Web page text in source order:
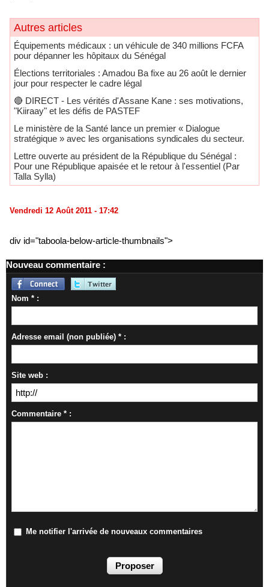
Autres articles
Équipements médicaux : un véhicule de 340 millions FCFA
pour dépanner les hôpitaux du Sénégal
Élections territoriales : Amadou Ba fixe au 26 août le dernier
jour pour respecter le cadre légal
🔴​ DIRECT - Les vérités d'Assane Kane : ses motivations,
"Kiiraay" et les défis de PASTEF
Le ministère de la Santé lance un premier « Dialogue
stratégique » avec les organisations syndicales du secteur.
Lettre ouverte au président de la République du Sénégal :
Pour une République apaisée et le retour à l'essentiel (Par
Talla Sylla)
Vendredi 12 Août 2011 - 17:42
div id="taboola-below-article-thumbnails">
Nouveau commentaire :
Nom * :
Adresse email (non publiée) * :
Site web :
Commentaire * :
Me notifier l'arrivée de nouveaux commentaires